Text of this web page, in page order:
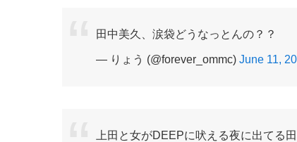
田中美久、涙袋どうなっとんの？？
— りょう (@forever_ommc) June 11,
上田と女がDEEPに吠える夜に出てる